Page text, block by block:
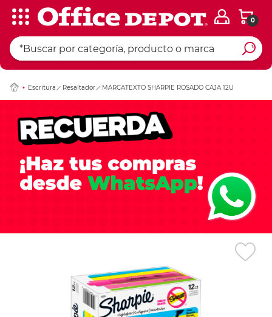
0
Escritura Resaltador MARCATEXTO SHARPIE ROSADO CAJA 12U
Ingresar Codigo